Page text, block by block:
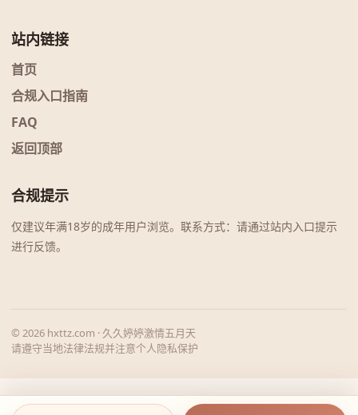
站内链接
首页
合规入口指南
FAQ
返回顶部
合规提示
仅建议年满18岁的成年用户浏览。联系方式：请通过站内入口提示
进行反馈。
© 2026 hxttz.com · 久久婷婷激情五月天
请遵守当地法律法规并注意个人隐私保护